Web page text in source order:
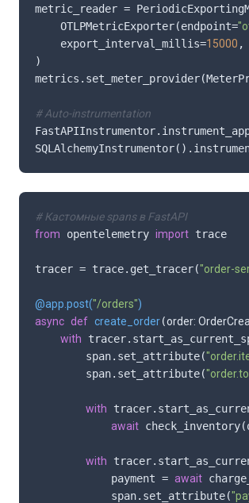
metric_reader =
    OTLPMetricExporter(endpoint=
    export_interval_millis=
15000 ,
)
# Auto-instrumentation
# Кастомные spans в FastAPI
from opentelemetry import trace
tracer = trace.get_tracer("order-
@app.post("/orders")
async def create_order(order:
with
        span.set_attribute(
        span.set_attribute(
with
await
with
            payment =
await
            span.set_attribute(